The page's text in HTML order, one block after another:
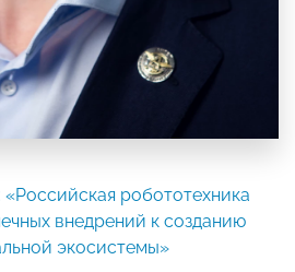
робототехника
внедрений к созданию
экосистемы»